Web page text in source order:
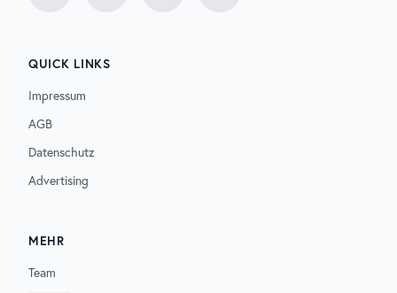
QUICK LINKS
Impressum
AGB
Datenschutz
Advertising
MEHR
Team